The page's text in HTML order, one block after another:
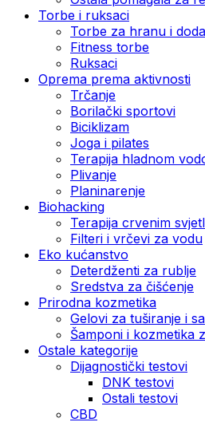
Torbe i ruksaci
Torbe za hranu i
Fitness torbe
Ruksaci
Oprema prema aktivnosti
Trčanje
Borilački sportovi
Biciklizam
Joga i pilates
Terapija hladnom
Plivanje
Planinarenje
Biohacking
Terapija crvenim
Filteri i vrčevi za vodu
Eko kućanstvo
Deterdženti za rublje
Sredstva za čišćenje
Prirodna kozmetika
Gelovi za tuširanje i
Šamponi i kozmetika
Ostale kategorije
Dijagnostički testovi
DNK testovi
Ostali testovi
CBD